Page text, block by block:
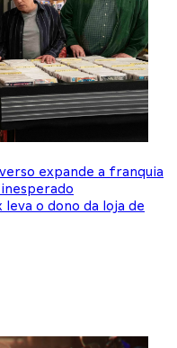
expande a franquia
o dono da loja de